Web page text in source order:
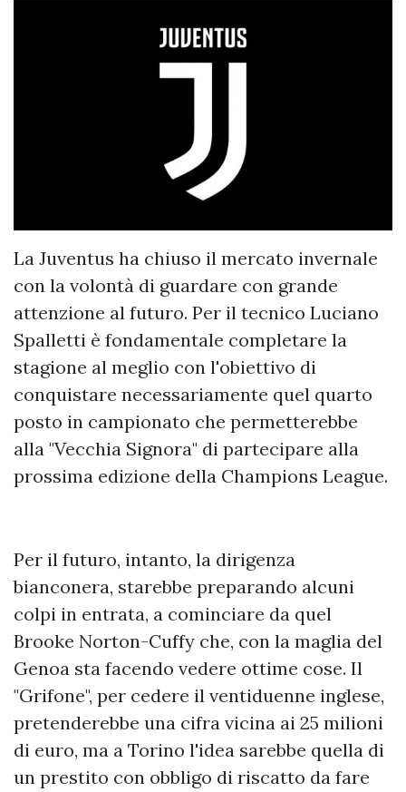
La Juventus ha chiuso il mercato invernale
con la volontà di guardare con grande
attenzione al futuro. Per il tecnico Luciano
Spalletti è fondamentale completare la
stagione al meglio con l'obiettivo di
conquistare necessariamente quel quarto
posto in campionato che permetterebbe
alla "Vecchia Signora" di partecipare alla
prossima edizione della Champions League.
Per il futuro, intanto, la dirigenza
bianconera, starebbe preparando alcuni
colpi in entrata, a cominciare da quel
Brooke Norton-Cuffy che, con la maglia del
Genoa sta facendo vedere ottime cose. Il
"Grifone", per cedere il ventiduenne inglese,
pretenderebbe una cifra vicina ai 25 milioni
di euro, ma a Torino l'idea sarebbe quella di
un prestito con obbligo di riscatto da fare